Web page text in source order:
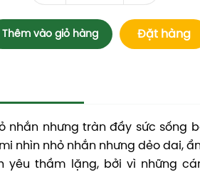
Thêm vào giỏ hàng Đặt hàng
nhắn nhưng tràn đầy sức sống
nhìn nhỏ nhắn nhưng dẻo dai,
yêu thầm lặng, bởi vì những